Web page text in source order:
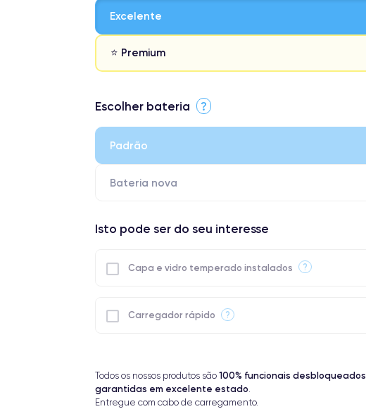
Excelente
⭐ Premium
⭐ Premium
Escolher bateria ?
Padrão
Bateria nova
Isto pode ser do seu interesse
Capa e vidro temperado instalados ?
Carregador rápido ?
Todos os nossos produtos são 100% funcionais desbloqueados
garantidas em excelente estado.
Entregue com cabo de carregamento.